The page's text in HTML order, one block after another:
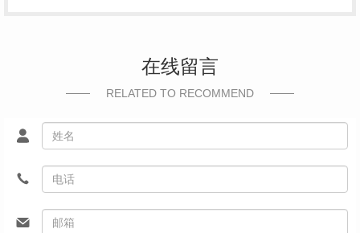
在线留言
RELATED TO RECOMMEND